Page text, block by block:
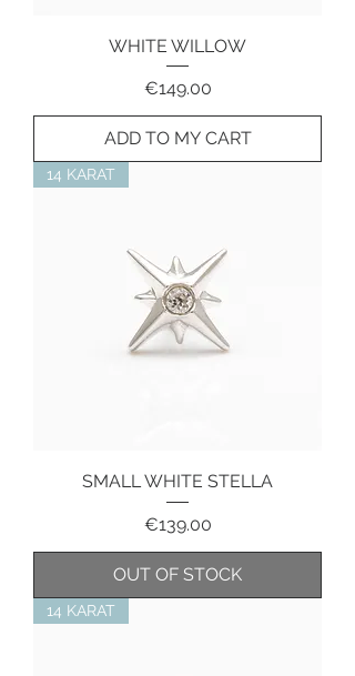
WHITE WILLOW
Price
€149.00
ADD TO MY CART
14 KARAT
SMALL WHITE STELLA
Price
€139.00
OUT OF STOCK
14 KARAT